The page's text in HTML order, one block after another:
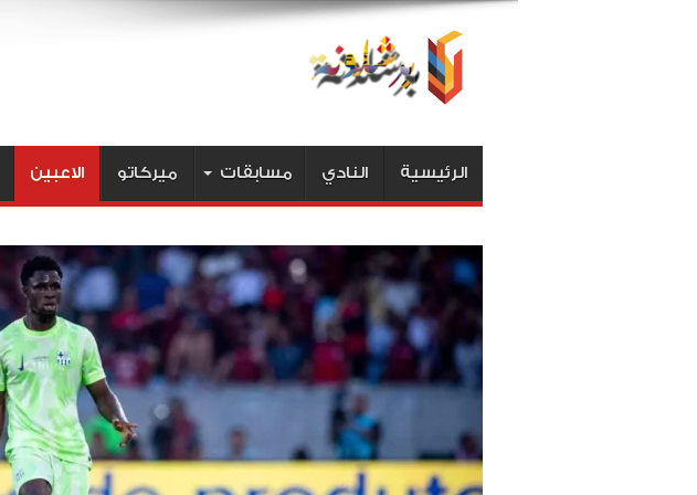
الرئيسية النادي مسابقات ميركاتو الاعبين